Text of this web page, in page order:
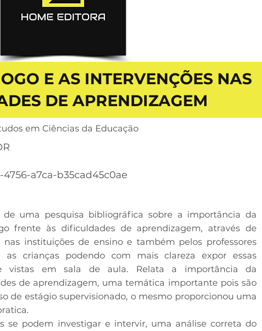
E AS INTERVENÇÕES NAS
DE APRENDIZAGEM
em Ciências da Educação
4756-a7ca-b35cad45c0ae
uma pesquisa bibliográfica sobre a importância da
frente às dificuldades de aprendizagem, através de
nas instituições de ensino e também pelos professores
crianças podendo com mais clareza expor essas
vistas em sala de aula. Relata a importância da
de aprendizagem, uma temática importante pois são
de estágio supervisionado, o mesmo proporcionou uma
se podem investigar e intervir, uma análise correta do